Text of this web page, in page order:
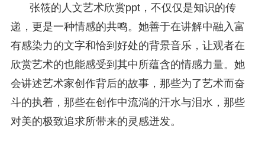
张筱的人文艺术欣赏ppt，不仅仅是知识的传
递，更是一种情感的共鸣。她善于在讲解中融入富
有感染力的文字和恰到好处的背景音乐，让观者在
欣赏艺术的也能感受到其中所蕴含的情感力量。她
会讲述艺术家创作背后的故事，那些为了艺术而奋
斗的执着，那些在创作中流淌的汗水与泪水，那些
对美的极致追求所带来的灵感迸发。